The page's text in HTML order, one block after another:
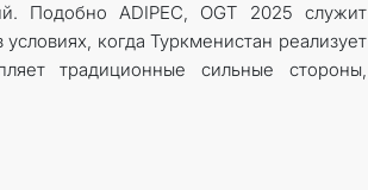
Подобно ADIPEC, OGT 2025 служит
когда Туркменистан реализует
традиционные сильные стороны,